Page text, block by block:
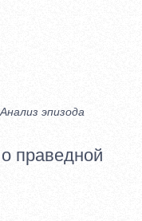
Анализ эпизода
праведной